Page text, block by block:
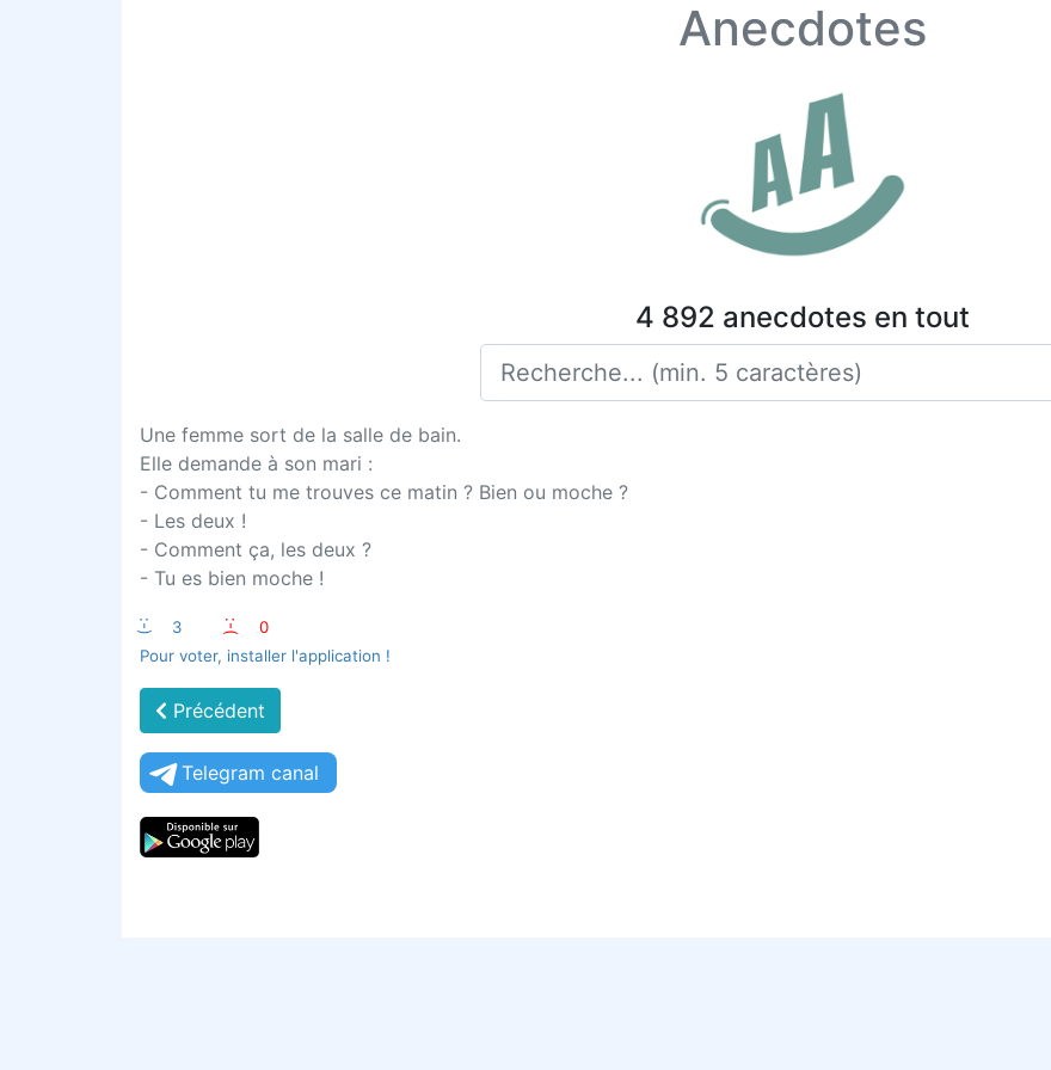
Anecdotes
4 892 anecdotes en tout
Une femme sort de la salle de bain.
Elle demande à son mari :
- Comment tu me trouves ce matin ? Bien ou moche ?
- Les deux !
- Comment ça, les deux ?
- Tu es bien moche !
:-) 3 :-(
0
Pour voter, installer l'application !
Précédent
Telegram canal